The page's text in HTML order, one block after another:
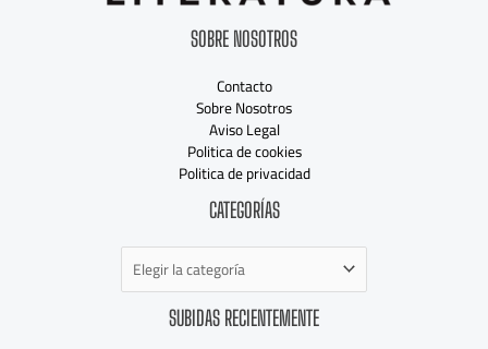
SOBRE NOSOTROS
Contacto
Sobre Nosotros
Aviso Legal
Politica de cookies
Politica de privacidad
CATEGORÍAS
SUBIDAS RECIENTEMENTE